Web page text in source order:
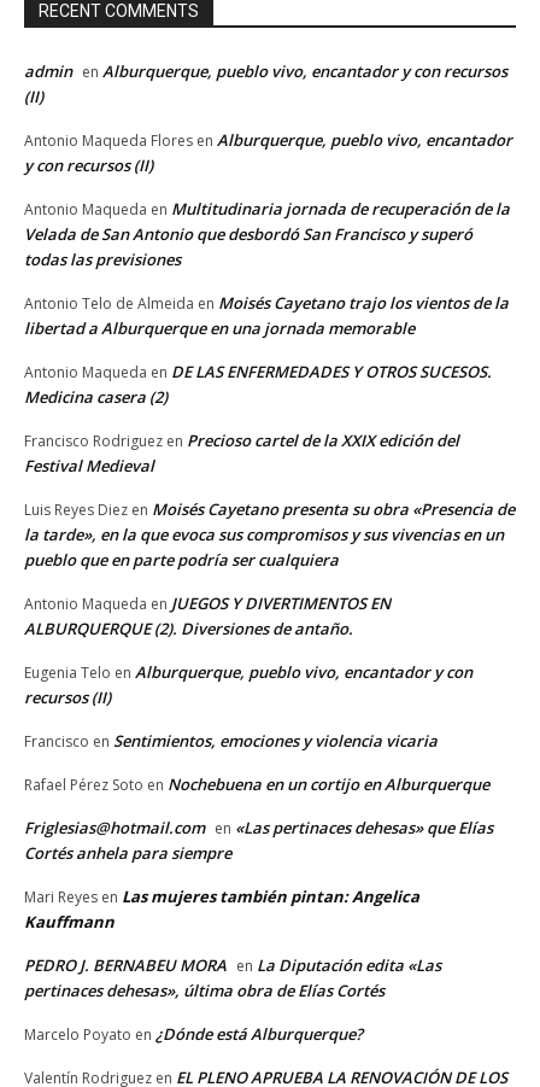
RECENT COMMENTS
admin en Alburquerque, pueblo vivo, encantador y con recursos
(II)
Antonio Maqueda Flores en Alburquerque, pueblo vivo, encantador
y con recursos (II)
Antonio Maqueda en Multitudinaria jornada de recuperación de la
Velada de San Antonio que desbordó San Francisco y superó
todas las previsiones
Antonio Telo de Almeida en Moisés Cayetano trajo los vientos de la
libertad a Alburquerque en una jornada memorable
Antonio Maqueda en DE LAS ENFERMEDADES Y OTROS SUCESOS.
Medicina casera (2)
Francisco Rodriguez en Precioso cartel de la XXIX edición del
Festival Medieval
Luis Reyes Diez en Moisés Cayetano presenta su obra «Presencia de
la tarde», en la que evoca sus compromisos y sus vivencias en un
pueblo que en parte podría ser cualquiera
Antonio Maqueda en JUEGOS Y DIVERTIMENTOS EN
ALBURQUERQUE (2). Diversiones de antaño.
Eugenia Telo en Alburquerque, pueblo vivo, encantador y con
recursos (II)
Francisco en Sentimientos, emociones y violencia vicaria
Rafael Pérez Soto en Nochebuena en un cortijo en Alburquerque
Friglesias@hotmail.com en «Las pertinaces dehesas» que Elías
Cortés anhela para siempre
Mari Reyes en Las mujeres también pintan: Angelica
Kauffmann
PEDRO J. BERNABEU MORA en La Diputación edita «Las
pertinaces dehesas», última obra de Elías Cortés
Marcelo Poyato en ¿Dónde está Alburquerque?
Valentín Rodriguez en EL PLENO APRUEBA LA RENOVACIÓN DE LOS